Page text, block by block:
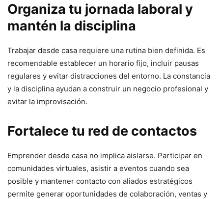
Organiza tu jornada laboral y
mantén la disciplina
Trabajar desde casa requiere una rutina bien definida. Es
recomendable establecer un horario fijo, incluir pausas
regulares y evitar distracciones del entorno. La constancia
y la disciplina ayudan a construir un negocio profesional y
evitar la improvisación.
Fortalece tu red de contactos
Emprender desde casa no implica aislarse. Participar en
comunidades virtuales, asistir a eventos cuando sea
posible y mantener contacto con aliados estratégicos
permite generar oportunidades de colaboración, ventas y